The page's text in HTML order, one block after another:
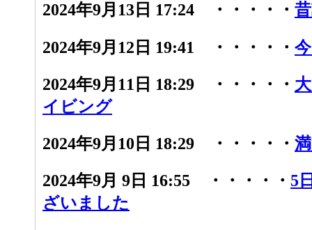
2024年9月13日 17:24 ・・・・・
2024年9月12日 19:41 ・・・・・
2024年9月11日 18:29 ・・・・・
イビング
2024年9月10日 18:29 ・・・・・
2024年9月 9日 16:55 ・・・・・ 5
ざいました